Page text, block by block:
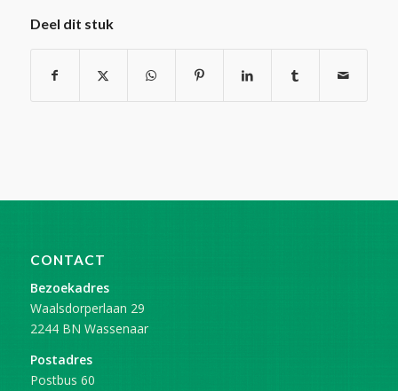
Deel dit stuk
CONTACT
Bezoekadres
Waalsdorperlaan 29
2244 BN Wassenaar
Postadres
Postbus 60